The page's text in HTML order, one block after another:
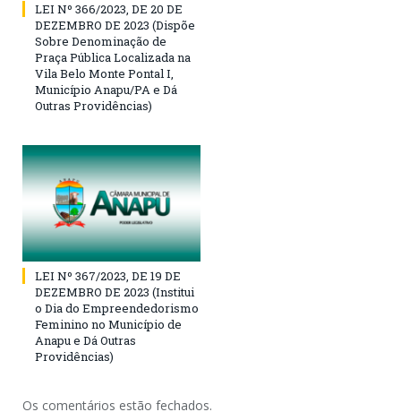
LEI Nº 366/2023, DE 20 DE
DEZEMBRO DE 2023 (Dispõe
Sobre Denominação de
Praça Pública Localizada na
Vila Belo Monte Pontal I,
Município Anapu/PA e Dá
Outras Providências)
LEI Nº 367/2023, DE 19 DE
DEZEMBRO DE 2023 (Institui
o Dia do Empreendedorismo
Feminino no Município de
Anapu e Dá Outras
Providências)
Os comentários estão fechados.